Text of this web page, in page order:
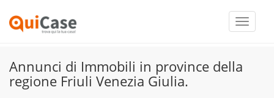
Toggle
Annunci di Immobili in province della
regione Friuli Venezia Giulia.